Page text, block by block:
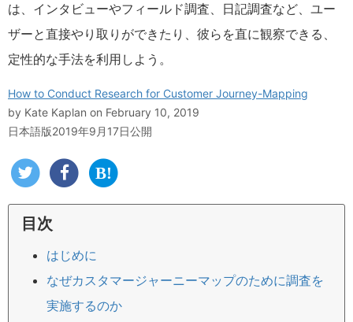
g
は、インタビューやフィールド調査、日記調査など、ユー
ザーと直接やり取りができたり、彼らを直に観察できる、
定性的な手法を利用しよう。
How to Conduct Research for Customer Journey-Mapping
by Kate Kaplan on February 10, 2019
日本語版2019年9月17日公開
目次
はじめに
なぜカスタマージャーニーマップのために調査を
実施するのか